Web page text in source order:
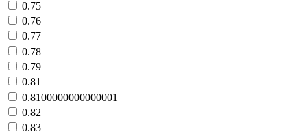
0.75
0.76
0.77
0.78
0.79
0.81
0.8100000000000001
0.82
0.83